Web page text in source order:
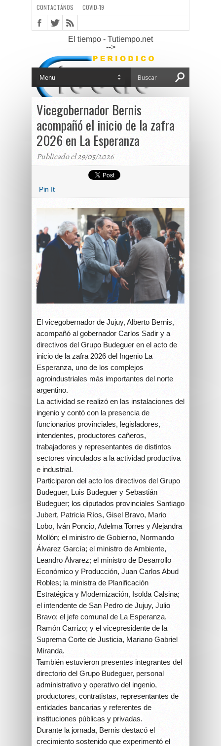
CONTACTÁNOS COVID-19
El tiempo - Tutiempo.net
-->
Vicegobernador Bernis
acompañó el inicio de la zafra
2026 en La Esperanza
Publicado el 29/05/2026
Pin It
El vicegobernador de Jujuy, Alberto Bernis,
acompañó al gobernador Carlos Sadir y a
directivos del Grupo Budeguer en el acto de
inicio de la zafra 2026 del Ingenio La
Esperanza, uno de los complejos
agroindustriales más importantes del norte
argentino.
La actividad se realizó en las instalaciones del
ingenio y contó con la presencia de
funcionarios provinciales, legisladores,
intendentes, productores cañeros,
trabajadores y representantes de distintos
sectores vinculados a la actividad productiva
e industrial.
Participaron del acto los directivos del Grupo
Budeguer, Luis Budeguer y Sebastián
Budeguer; los diputados provinciales Santiago
Jubert, Patricia Ríos, Gisel Bravo, Mario
Lobo, Iván Poncio, Adelma Torres y Alejandra
Mollón; el ministro de Gobierno, Normando
Álvarez García; el ministro de Ambiente,
Leandro Álvarez; el ministro de Desarrollo
Económico y Producción, Juan Carlos Abud
Robles; la ministra de Planificación
Estratégica y Modernización, Isolda Calsina;
el intendente de San Pedro de Jujuy, Julio
Bravo; el jefe comunal de La Esperanza,
Ramón Carrizo; y el vicepresidente de la
Suprema Corte de Justicia, Mariano Gabriel
Miranda.
También estuvieron presentes integrantes del
directorio del Grupo Budeguer, personal
administrativo y operativo del ingenio,
productores, contratistas, representantes de
entidades bancarias y referentes de
instituciones públicas y privadas.
Durante la jornada, Bernis destacó el
crecimiento sostenido que experimentó el